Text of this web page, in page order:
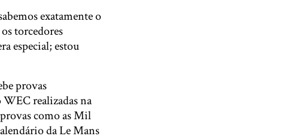
exatamente o
torcedores
especial; estou
provas
WEC realizadas na
como as Mil
da Le Mans